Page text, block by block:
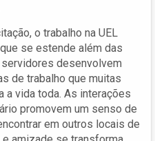
o trabalho na UEL
se estende além das
desenvolvem
de trabalho que muitas
a vida toda. As interações
promovem um senso de
em outros locais de